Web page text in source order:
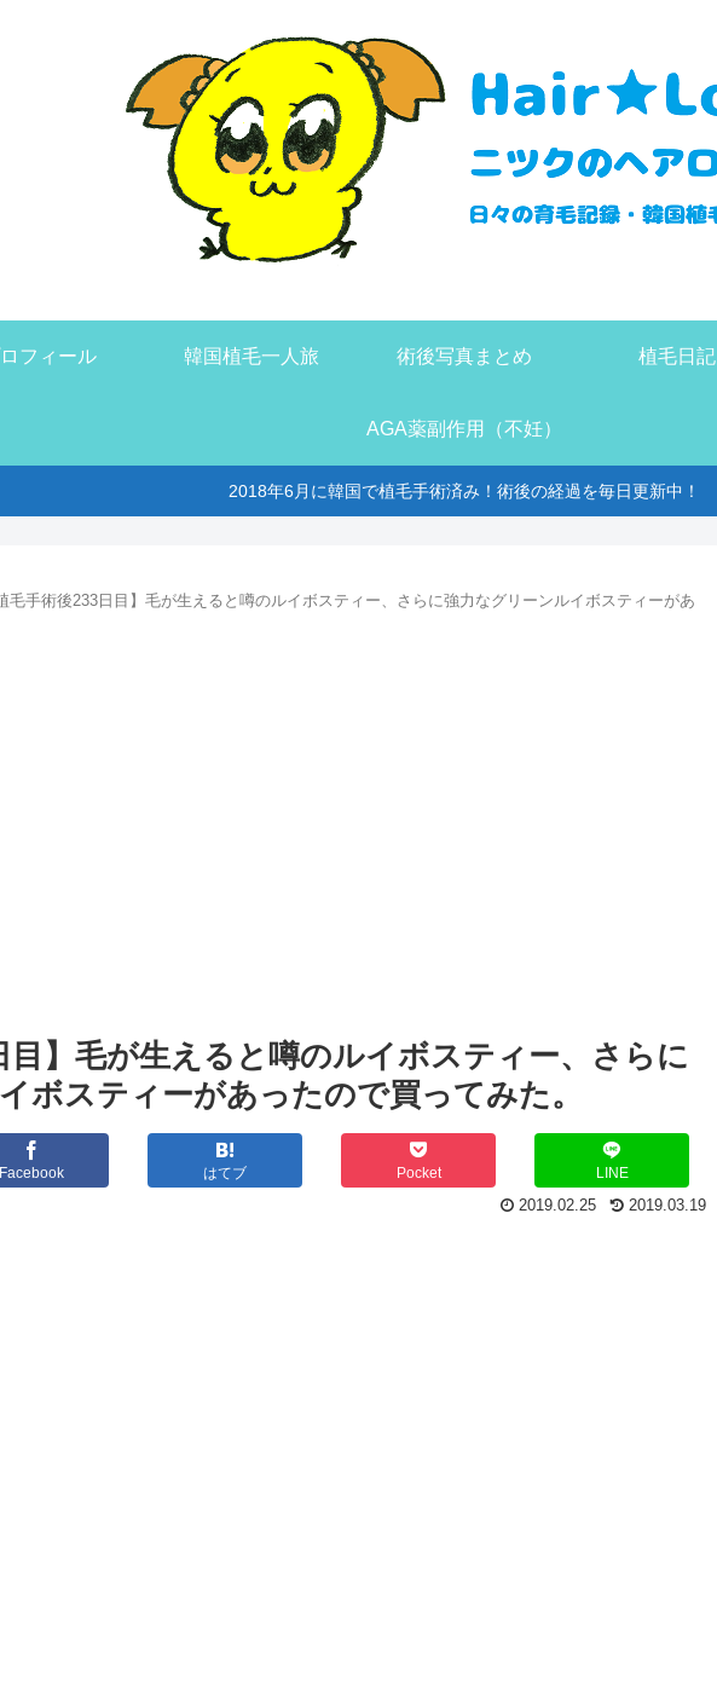
フィール 韓国植毛一人旅 術後写真まとめ 植毛日記
AGA薬副作用（不妊）
2018年6月に韓国で植毛手術済み！術後の経過を毎日更新中！
植毛手術後233日目】毛が生えると噂のルイボスティー、さらに強力なグリーンルイボスティーがあ
目】毛が生えると噂のルイボスティー、さらに
ボスティーがあったので買ってみた。
Facebook はてブ Pocket
LINE
2019.03.19
2019.02.25